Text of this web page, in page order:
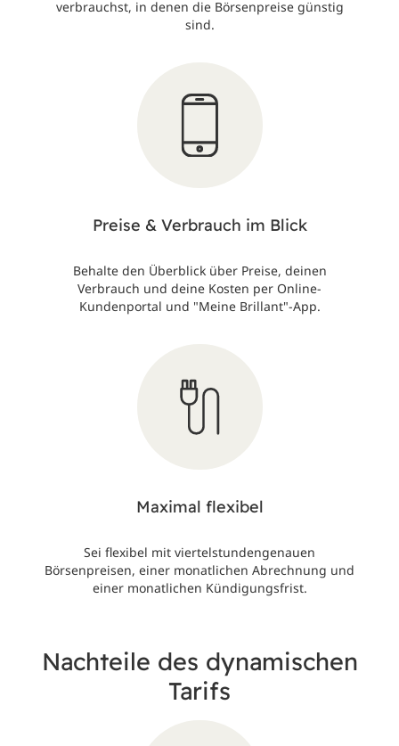
verbrauchst, in denen die Börsenpreise günstig
sind.
Preise & Verbrauch im Blick
Behalte den Überblick über Preise, deinen
Verbrauch und deine Kosten per Online-
Kundenportal und "Meine Brillant"-App.
Maximal flexibel
Sei flexibel mit viertelstundengenauen
Börsenpreisen, einer monatlichen Abrechnung und
einer monatlichen Kündigungsfrist.
Nachteile des dynamischen
Tarifs